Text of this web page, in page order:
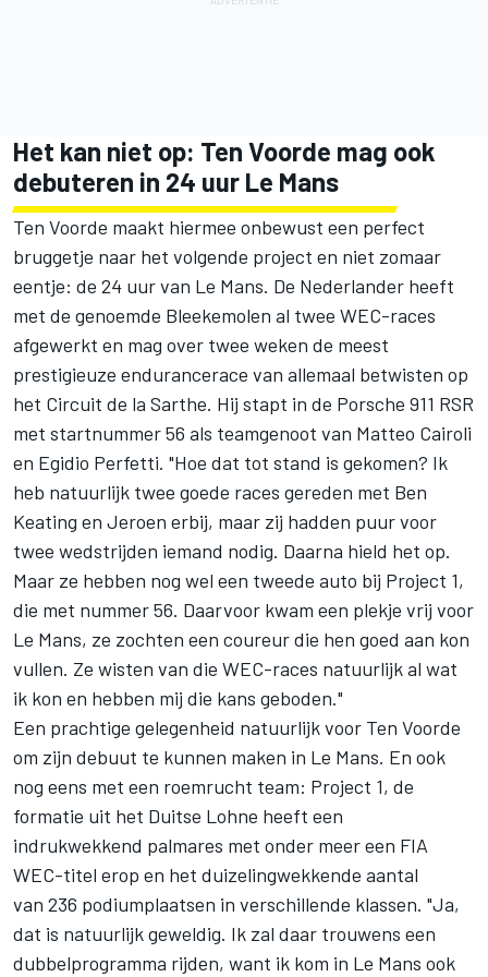
Het kan niet op: Ten Voorde mag ook
debuteren in 24 uur Le Mans
Ten Voorde maakt hiermee onbewust een perfect
bruggetje naar het volgende project en niet zomaar
eentje: de 24 uur van Le Mans. De Nederlander heeft
met de genoemde Bleekemolen al twee WEC-races
afgewerkt en mag over twee weken de meest
prestigieuze endurancerace van allemaal betwisten op
het Circuit de la Sarthe. Hij stapt in de Porsche 911 RSR
met startnummer 56 als teamgenoot van Matteo Cairoli
en Egidio Perfetti. "Hoe dat tot stand is gekomen? Ik
heb natuurlijk twee goede races gereden met Ben
Keating en Jeroen erbij, maar zij hadden puur voor
twee wedstrijden iemand nodig. Daarna hield het op.
Maar ze hebben nog wel een tweede auto bij Project 1,
die met nummer 56. Daarvoor kwam een plekje vrij voor
Le Mans, ze zochten een coureur die hen goed aan kon
vullen. Ze wisten van die WEC-races natuurlijk al wat
ik kon en hebben mij die kans geboden."
Een prachtige gelegenheid natuurlijk voor Ten Voorde
om zijn debuut te kunnen maken in Le Mans. En ook
nog eens met een roemrucht team: Project 1, de
formatie uit het Duitse Lohne heeft een
indrukwekkend palmares met onder meer een FIA
WEC-titel erop en het duizelingwekkende aantal
van 236 podiumplaatsen in verschillende klassen. "Ja,
dat is natuurlijk geweldig. Ik zal daar trouwens een
dubbelprogramma rijden, want ik kom in Le Mans ook